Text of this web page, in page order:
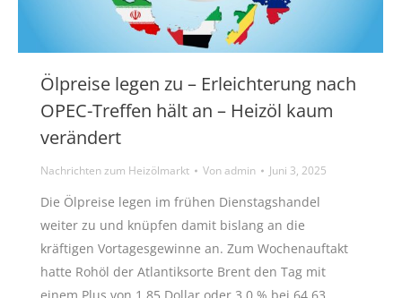
Ölpreise legen zu – Erleichterung nach
OPEC-Treffen hält an – Heizöl kaum
verändert
Nachrichten zum Heizölmarkt Vonadmin Juni 3, 2025
Die Ölpreise legen im frühen Dienstagshandel
weiter zu und knüpfen damit bislang an die
kräftigen Vortagesgewinne an. Zum Wochenauftakt
hatte Rohöl der Atlantiksorte Brent den Tag mit